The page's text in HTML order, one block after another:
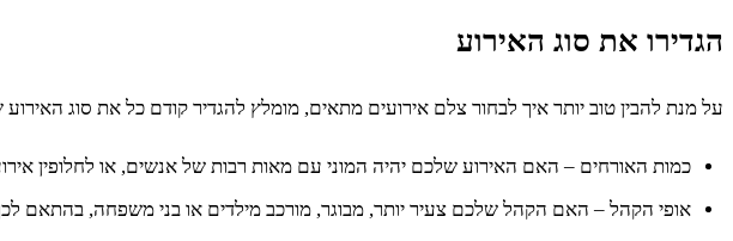
הגדירו את סוג האירוע
על מנת להבין טוב יותר איך לבחור צלם אירועים מתאים, מומלץ להגדיר קודם כל את סוג
כמות האורחים – האם האירוע שלכם יהיה המוני עם מאות רבות של אנשים, או לחלופין
אופי הקהל – האם הקהל שלכם צעיר יותר, מבוגר, מורכב מילדים או בני משפחה, בהתאם